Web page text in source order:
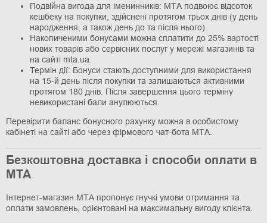
Подвійна вигода для іменинників: МТА подвоює відсоток
кешбеку на покупки, здійснені протягом трьох днів (у день
народження, а також день до та після нього).
Накопиченими бонусами можна сплатити до 25% вартості
нових товарів або сервісних послуг у мережі магазинів та
на сайті mta.ua.
Термін дії: Бонуси стають доступними для використання
на 15-й день після покупки та залишаються активними
протягом 180 днів. Після завершення цього терміну
невикористані бали анулюються.
Перевірити баланс бонусного рахунку можна в особистому
кабінеті на сайті або через фірмового чат-бота МТА.
Безкоштовна доставка і способи оплати в
МТА
Інтернет-магазин МТА пропонує гнучкі умови отримання та
оплати замовлень, орієнтовані на максимальну вигоду клієнта.